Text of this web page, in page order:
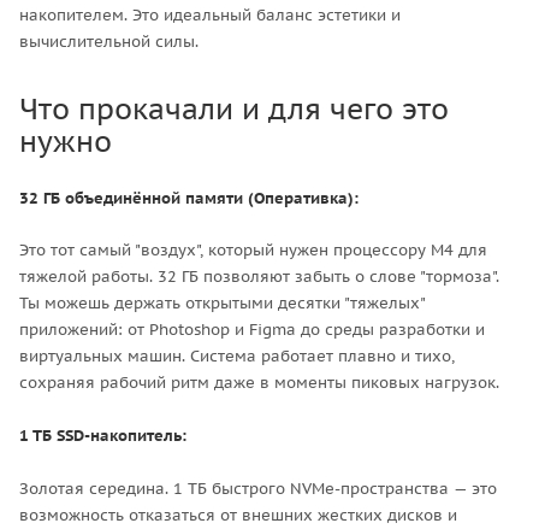
накопителем. Это идеальный баланс эстетики и
вычислительной силы.
Что прокачали и для чего это
нужно
32 ГБ объединённой памяти (Оперативка):
Это тот самый "воздух", который нужен процессору M4 для
тяжелой работы. 32 ГБ позволяют забыть о слове "тормоза".
Ты можешь держать открытыми десятки "тяжелых"
приложений: от Photoshop и Figma до среды разработки и
виртуальных машин. Система работает плавно и тихо,
сохраняя рабочий ритм даже в моменты пиковых нагрузок.
1 ТБ SSD-накопитель:
Золотая середина. 1 ТБ быстрого NVMe-пространства — это
возможность отказаться от внешних жестких дисков и